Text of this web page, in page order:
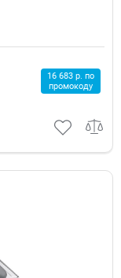
16 683 р. по
промокоду